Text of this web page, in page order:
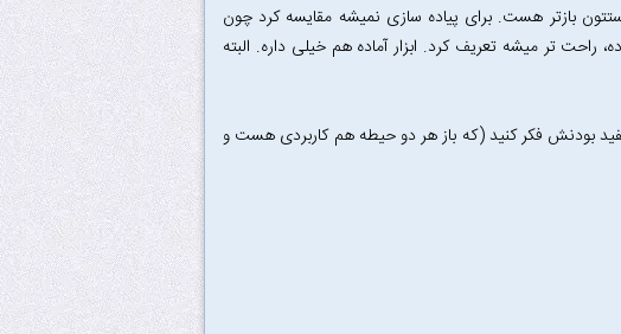
بازتر هست. برای پیاده سازی نمیشه مقایسه کرد چون
تر میشه تعریف کرد. ابزار آماده هم خیلی داره. البته
بودنش فکر کنید (که باز هر دو حیطه هم کاربردی هست و